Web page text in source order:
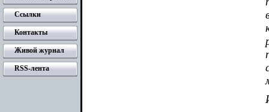
Ссылки
Контакты
Живой журнал
RSS-лента